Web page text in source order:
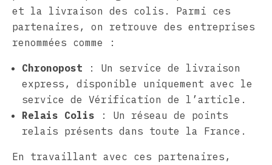
et la livraison des colis. Parmi ces
partenaires, on retrouve des entreprises
renommées comme :
Chronopost : Un service de livraison
express, disponible uniquement avec le
service de Vérification de l’article.
Relais Colis : Un réseau de points
relais présents dans toute la France.
En travaillant avec ces partenaires,